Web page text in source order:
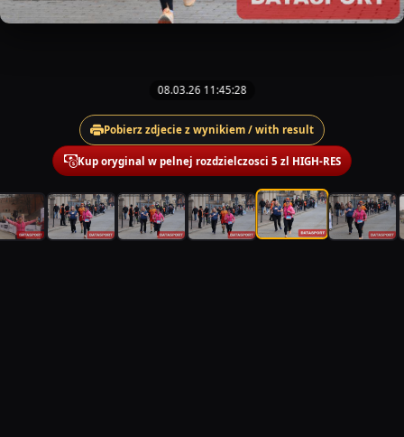
08.03.26 11:45:28
Pobierz zdjecie z wynikiem / with result
Kup oryginal w pelnej rozdzielczosci 5 zl HIGH-RES